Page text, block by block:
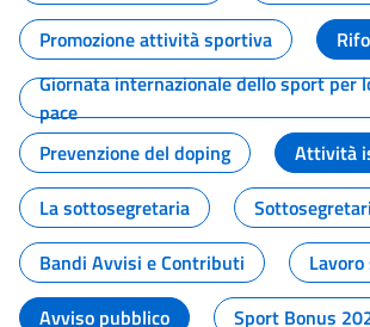
Promozione attività sportiva
Giornata internazionale dello sport per
pace
Prevenzione del doping
Attività
La sottosegretaria
Bandi Avvisi e Contributi
Avviso pubblico
Sport Bonus